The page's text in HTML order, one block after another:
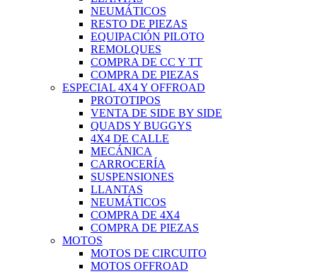
NEUMÁTICOS
RESTO DE PIEZAS
EQUIPACIÓN PILOTO
REMOLQUES
COMPRA DE CC Y TT
COMPRA DE PIEZAS
ESPECIAL 4X4 Y OFFROAD
PROTOTIPOS
VENTA DE SIDE BY SIDE
QUADS Y BUGGYS
4X4 DE CALLE
MECÁNICA
CARROCERÍA
SUSPENSIONES
LLANTAS
NEUMÁTICOS
COMPRA DE 4X4
COMPRA DE PIEZAS
MOTOS
MOTOS DE CIRCUITO
MOTOS OFFROAD